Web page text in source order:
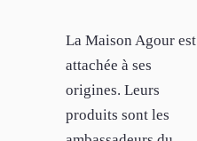
La Maison Agour est
attachée à ses
origines. Leurs
produits sont les